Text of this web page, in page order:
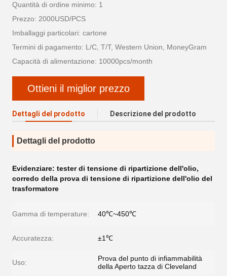
Quantità di ordine minimo: 1
Prezzo: 2000USD/PCS
Imballaggi particolari: cartone
Termini di pagamento: L/C, T/T, Western Union, MoneyGram
Capacità di alimentazione: 10000pcs/month
Ottieni il miglior prezzo
Dettagli del prodotto Descrizione del prodotto
Dettagli del prodotto
Evidenziare: tester di tensione di ripartizione dell'olio,
corredo della prova di tensione di ripartizione dell'olio del
trasformatore
Gamma di temperature: 40℃~450℃
Accuratezza: ±1℃
Uso:
Prova del punto di infiammabilità
della Aperto tazza di Cleveland